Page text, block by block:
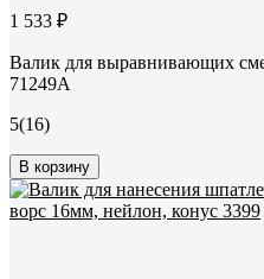
1 533 ₽
Валик для выравнивающих
71249A
5(16)
В корзину